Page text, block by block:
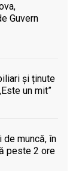
Guvern
și ținute
un mit”
de muncă, în
peste 2 ore